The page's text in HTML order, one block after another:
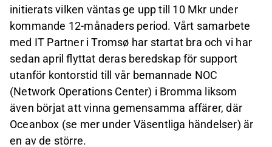
initierats vilken väntas ge upp till 10 Mkr under
kommande 12-månaders period. Vårt samarbete
med IT Partner i Tromsø har startat bra och vi har
sedan april flyttat deras beredskap för support
utanför kontorstid till vår bemannade NOC
(Network Operations Center) i Bromma liksom
även börjat att vinna gemensamma affärer, där
Oceanbox (se mer under Väsentliga händelser) är
en av de större.